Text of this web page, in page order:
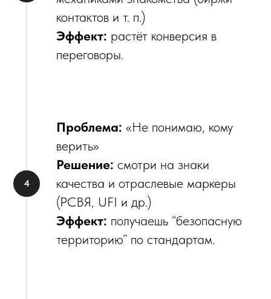
контактов и т. п.)
Эффект: растёт конверсия в
переговоры.
Проблема: «Не понимаю, кому
верить»
Решение: смотри на знаки
качества и отраслевые маркеры
(РСВЯ, UFI и др.)
Эффект: получаешь “безопасную
территорию” по стандартам.